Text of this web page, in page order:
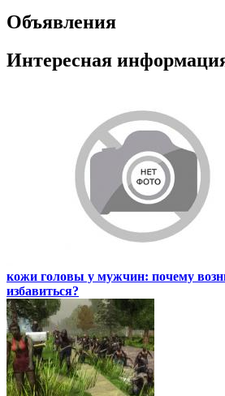
Объявления
Интересная
кожи головы у мужчин: почему
избавиться?